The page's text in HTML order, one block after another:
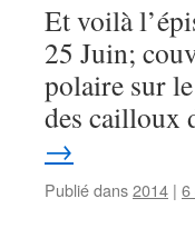
Et voilà
25 Juin;
polaire sur
des cailloux
→
Publié dans2014 | 6